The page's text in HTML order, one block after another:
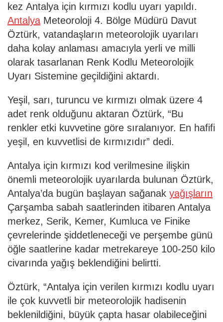
kez Antalya için kırmızı kodlu uyarı yapıldı.
Antalya Meteoroloji 4. Bölge Müdürü Davut
Öztürk, vatandaşların meteorolojik uyarıları
daha kolay anlaması amacıyla yerli ve milli
olarak tasarlanan Renk Kodlu Meteorolojik
Uyarı Sistemine geçildiğini aktardı.
Yeşil, sarı, turuncu ve kırmızı olmak üzere 4
adet renk olduğunu aktaran Öztürk, “Bu
renkler etki kuvvetine göre sıralanıyor. En hafifi
yeşil, en kuvvetlisi de kırmızıdır” dedi.
Antalya için kırmızı kod verilmesine ilişkin
önemli meteorolojik uyarılarda bulunan Öztürk,
Antalya’da bugün başlayan sağanak yağışların
Çarşamba sabah saatlerinden itibaren Antalya
merkez, Serik, Kemer, Kumluca ve Finike
çevrelerinde şiddetleneceği ve perşembe günü
öğle saatlerine kadar metrekareye 100-250 kilo
civarında yağış beklendiğini belirtti.
Öztürk, “Antalya için verilen kırmızı kodlu uyarı
ile çok kuvvetli bir meteorolojik hadisenin
beklenildiğini, büyük çapta hasar olabileceğini